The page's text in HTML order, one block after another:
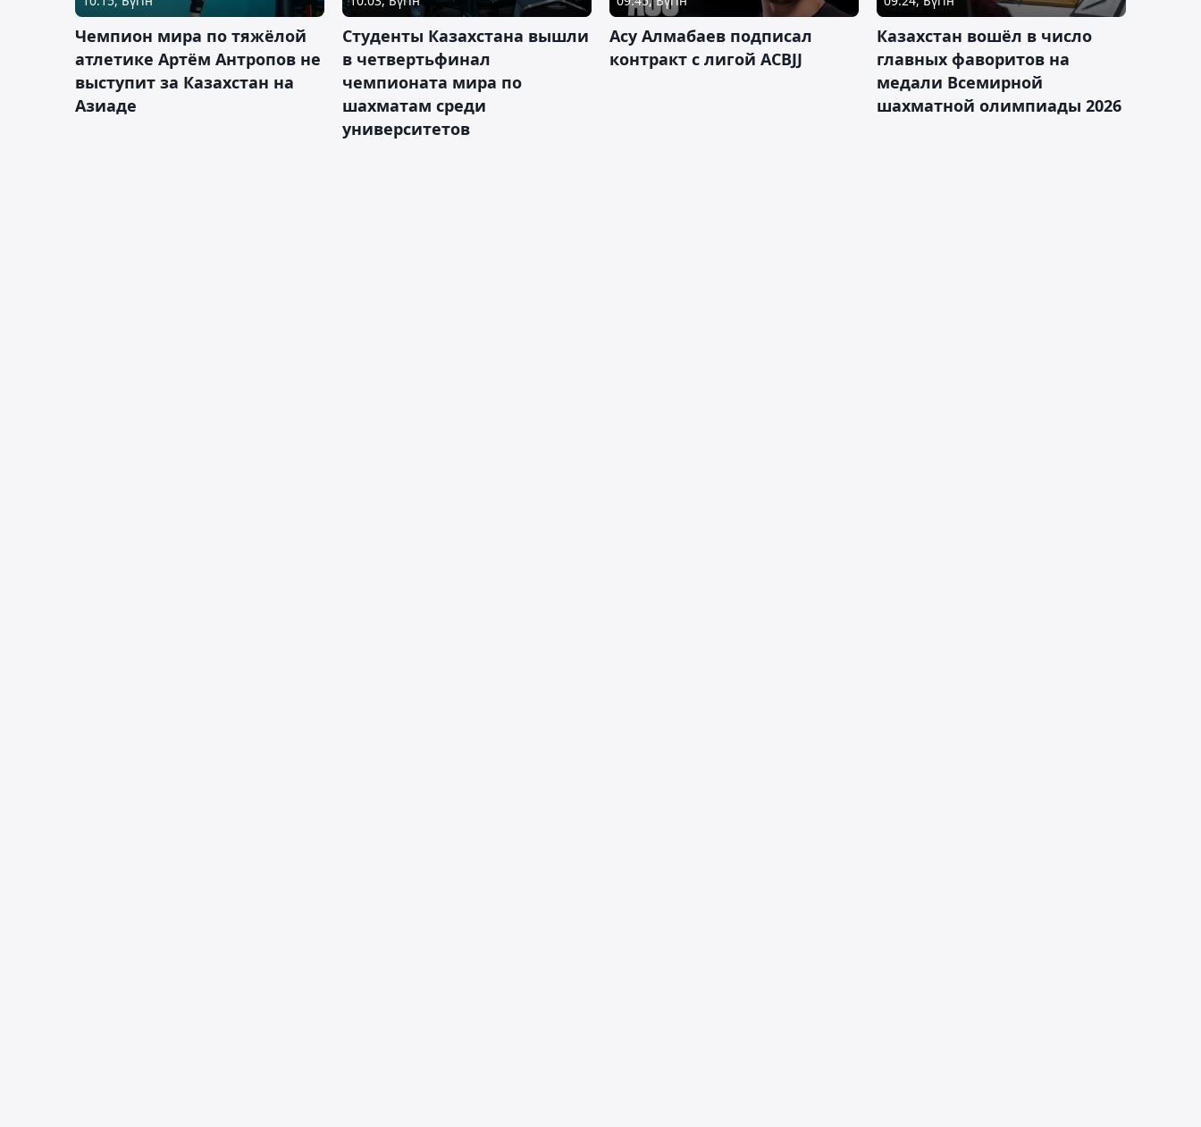
Чемпион мира по тяжёлой
атлетике Артём Антропов не
выступит за Казахстан на
Азиаде
Студенты Казахстана вышли
в четвертьфинал
чемпионата мира по
шахматам среди
университетов
Асу Алмабаев подписал
контракт с лигой ACBJJ
Казахстан вошёл в число
главных фаворитов на
медали Всемирной
шахматной олимпиады 2026